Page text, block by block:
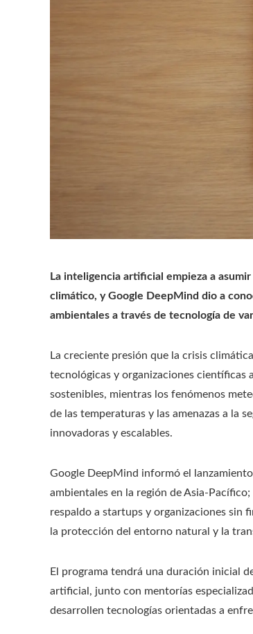
La inteligencia artificial empieza a
climático, y Google DeepMind dio a
ambientales a través de tecnología de
La creciente presión que la crisis
tecnológicas y organizaciones científicas
sostenibles, mientras los fenómenos
de las temperaturas y las amenazas a la
innovadoras y escalables.
Google DeepMind informó el
ambientales en la región de Asia-
respaldo a startups y organizaciones sin
la protección del entorno natural y la
El programa tendrá una duración inicial
artificial, junto con mentorías
desarrollen tecnologías orientadas a